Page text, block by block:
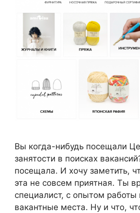
Вы когда-нибудь посещали
занятости в поисках
посещала. И хочу заметить,
эта не совсем приятная. Ты
специалист, с опытом
вакантные места. Ну и что,